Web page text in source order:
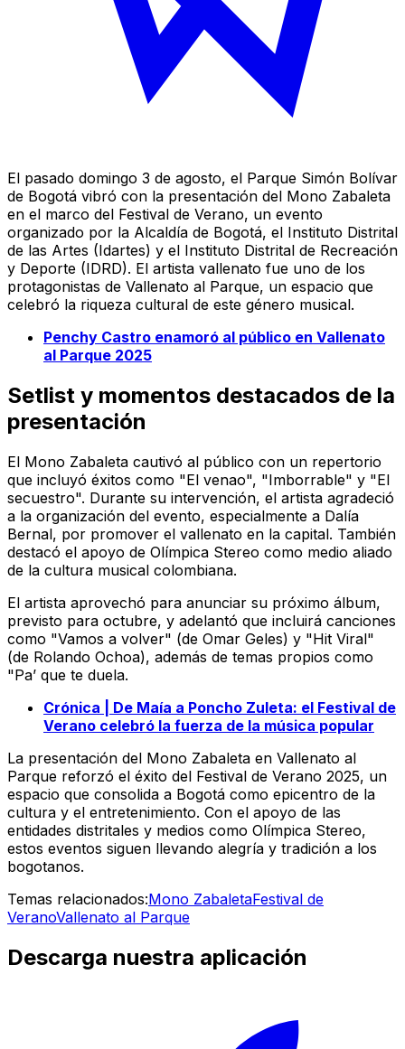
El pasado domingo 3 de agosto, el Parque Simón Bolívar
de Bogotá vibró con la presentación del Mono Zabaleta
en el marco del Festival de Verano, un evento
organizado por la Alcaldía de Bogotá, el Instituto Distrital
de las Artes (Idartes) y el Instituto Distrital de Recreación
y Deporte (IDRD). El artista vallenato fue uno de los
protagonistas de Vallenato al Parque, un espacio que
celebró la riqueza cultural de este género musical.
Penchy Castro enamoró al público en Vallenato
al Parque 2025
Setlist y momentos destacados de la
presentación
El Mono Zabaleta cautivó al público con un repertorio
que incluyó éxitos como "El venao", "Imborrable" y "El
secuestro". Durante su intervención, el artista agradeció
a la organización del evento, especialmente a Dalía
Bernal, por promover el vallenato en la capital. También
destacó el apoyo de Olímpica Stereo como medio aliado
de la cultura musical colombiana.
El artista aprovechó para anunciar su próximo álbum,
previsto para octubre, y adelantó que incluirá canciones
como "Vamos a volver" (de Omar Geles) y "Hit Viral"
(de Rolando Ochoa), además de temas propios como
"Pa’ que te duela.
Crónica | De Maía a Poncho Zuleta: el Festival de
Verano celebró la fuerza de la música popular
La presentación del Mono Zabaleta en Vallenato al
Parque reforzó el éxito del Festival de Verano 2025, un
espacio que consolida a Bogotá como epicentro de la
cultura y el entretenimiento. Con el apoyo de las
entidades distritales y medios como Olímpica Stereo,
estos eventos siguen llevando alegría y tradición a los
bogotanos.
Temas relacionados:Mono ZabaletaFestival de
VeranoVallenato al Parque
Descarga nuestra aplicación